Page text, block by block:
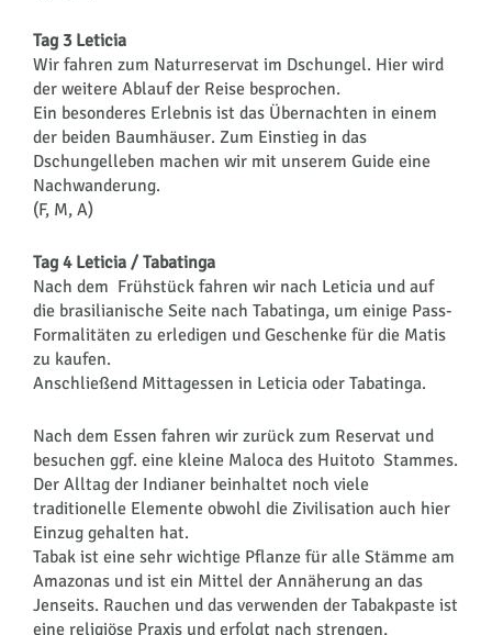
Tag 3 Leticia
Wir fahren zum Naturreservat im Dschungel. Hier wird
der weitere Ablauf der Reise besprochen.
Ein besonderes Erlebnis ist das Übernachten in einem
der beiden Baumhäuser. Zum Einstieg in das
Dschungelleben machen wir mit unserem Guide eine
Nachwanderung.
(F, M, A)
Tag 4 Leticia / Tabatinga
Nach dem Frühstück fahren wir nach Leticia und auf
die brasilianische Seite nach Tabatinga, um einige Pass-
Formalitäten zu erledigen und Geschenke für die Matis
zu kaufen.
Anschließend Mittagessen in Leticia oder Tabatinga.
Nach dem Essen fahren wir zurück zum Reservat und
besuchen ggf. eine kleine Maloca des Huitoto Stammes.
Der Alltag der Indianer beinhaltet noch viele
traditionelle Elemente obwohl die Zivilisation auch hier
Einzug gehalten hat.
Tabak ist eine sehr wichtige Pflanze für alle Stämme am
Amazonas und ist ein Mittel der Annäherung an das
Jenseits. Rauchen und das verwenden der Tabakpaste ist
eine religiöse Praxis und erfolgt nach strengen,